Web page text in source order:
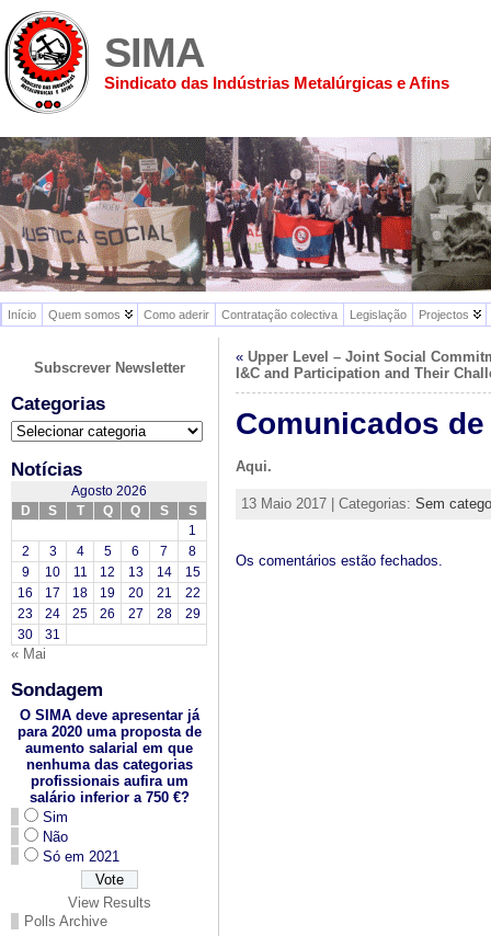
SIMA
Sindicato das Indústrias Metalúrgicas e Afins
Início Quem somos Como aderir Contratação colectiva Legislação Projectos
Subscrever Newsletter
Categorias
Categorias
Notícias
Agosto 2026
D
S T Q Q S
S
1
2
3 4 5 6 7
8
9
10 11 12 13 14
15
16
17 18 19 20 21
22
23
24 25 26 27 28
29
30
31
« Mai
Sondagem
O SIMA deve apresentar já
para 2020 uma proposta de
aumento salarial em que
nenhuma das categorias
profissionais aufira um
salário inferior a 750 €?
Sim
Não
Só em 2021
View Results
Polls Archive
« Upper Level – Joint Social
I&C and Participation and Their
Comunicados
Aqui.
13 Maio 2017 | Categorias: Sem
Os comentários estão fechados.